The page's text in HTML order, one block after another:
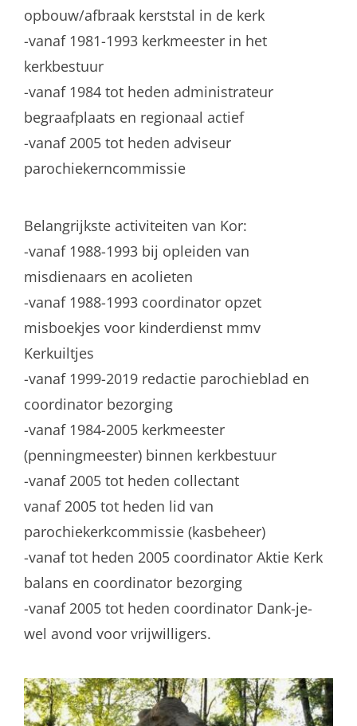
opbouw/afbraak kerststal in de kerk
-vanaf 1981-1993 kerkmeester in het
kerkbestuur
-vanaf 1984 tot heden administrateur
begraafplaats en regionaal actief
-vanaf 2005 tot heden adviseur
parochiekerncommissie
Belangrijkste activiteiten van Kor:
-vanaf 1988-1993 bij opleiden van
misdienaars en acolieten
-vanaf 1988-1993 coordinator opzet
misboekjes voor kinderdienst mmv
Kerkuiltjes
-vanaf 1999-2019 redactie parochieblad en
coordinator bezorging
-vanaf 1984-2005 kerkmeester
(penningmeester) binnen kerkbestuur
-vanaf 2005 tot heden collectant
vanaf 2005 tot heden lid van
parochiekerkcommissie (kasbeheer)
-vanaf tot heden 2005 coordinator Aktie Kerk
balans en coordinator bezorging
-vanaf 2005 tot heden coordinator Dank-je-
wel avond voor vrijwilligers.